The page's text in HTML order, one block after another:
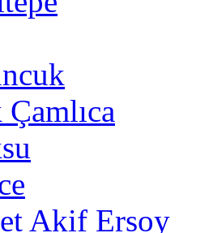
Akif Ersoy